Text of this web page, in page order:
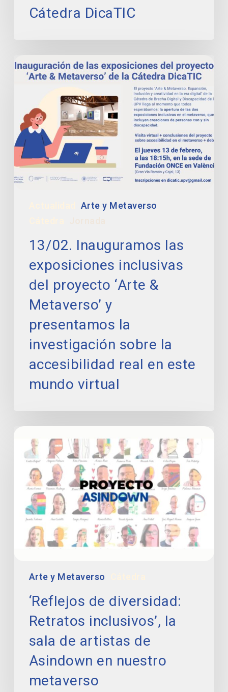
Cátedra DicaTIC
Arte y Metaverso
13/02.
Inauguramos
exposiciones
inclusivas
del
proyecto
‘Arte
Metaverso’
y
este
mundo
13/02. Inauguramos las
exposiciones inclusivas
del proyecto ‘Arte &
Metaverso’ y
presentamos la
investigación sobre la
accesibilidad real en este
mundo virtual
Arte y Metaverso
‘Reflejos
diversidad:
Retratos
inclusivos’,
sala
artistas
nuestro
‘Reflejos de diversidad:
Retratos inclusivos’, la
sala de artistas de
Asindown en nuestro
metaverso